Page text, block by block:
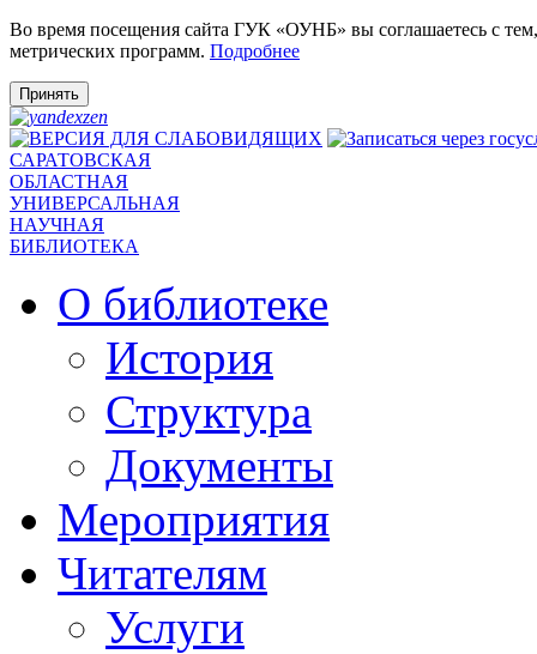
Во время посещения сайта ГУК «ОУНБ» вы соглашаетесь с
метрических программ. Подробнее
Принять
САРАТОВСКАЯ
ОБЛАСТНАЯ
УНИВЕРСАЛЬНАЯ
НАУЧНАЯ
БИБЛИОТЕКА
О библиотеке
История
Структура
Документы
Мероприятия
Читателям
Услуги